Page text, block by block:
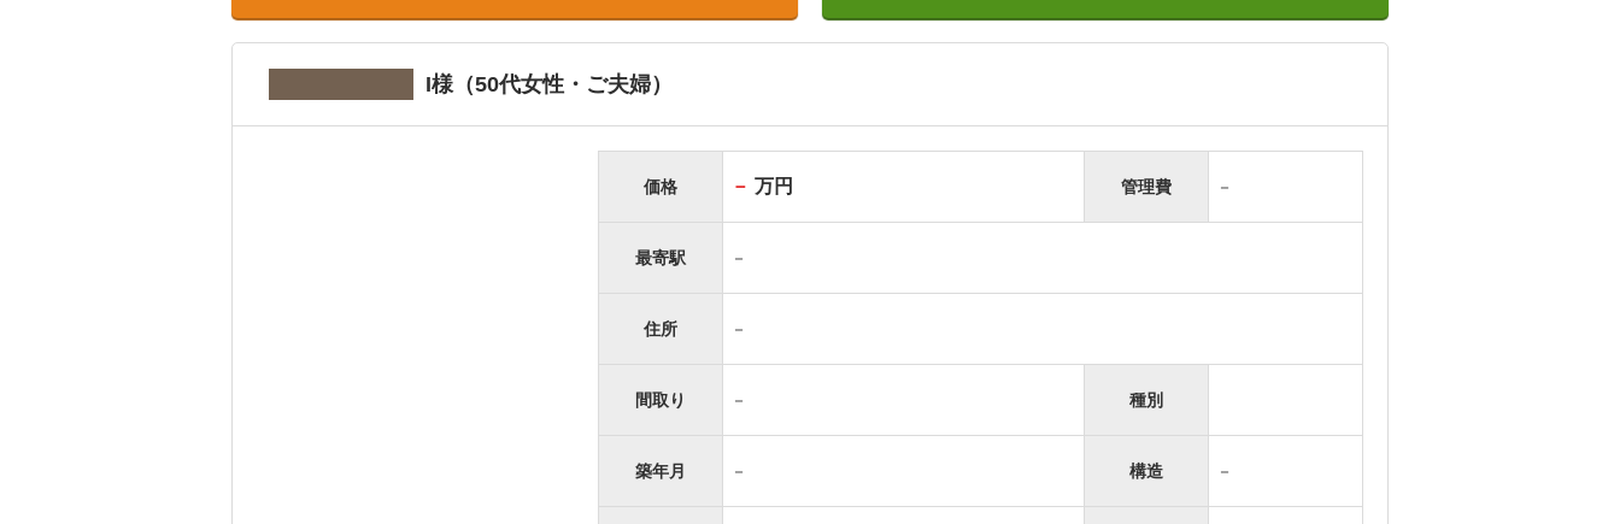
I様（50代女性・ご夫婦）
価格 － 万円 管理費 －
最寄駅 －
住所 －
間取り － 種別
築年月 － 構造 －